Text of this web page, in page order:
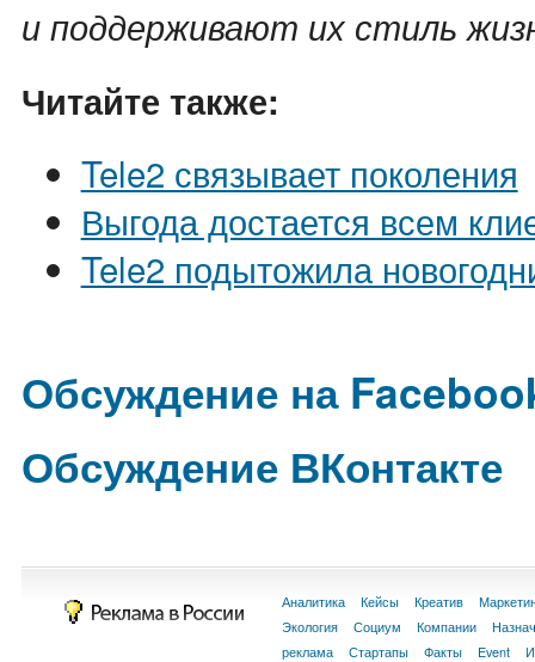
и поддерживают их стиль
Читайте также:
Tele2 связывает поколения
Выгода достается всем
Tele2 подытожила
Обсуждение на
Обсуждение ВКонтакте
Аналитика Кейсы Креатив
Экология
Социум Компании
реклама
Стартапы Факты Event